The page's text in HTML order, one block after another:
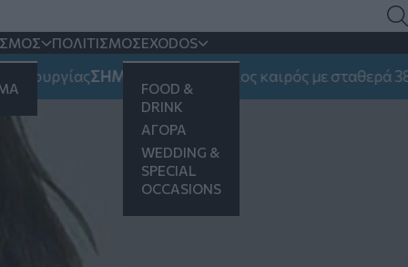
ΠΟΛΙΤΙΣΜΟΣEXODOS
FOOD &
DRINK
ΑΓΟΡΑ
WEDDING &
SPECIAL
OCCASIONS
ΣΗΜΑΝΤΙΚΟ: Αίθριος καιρός με σταθερά 38αρια
σκιά